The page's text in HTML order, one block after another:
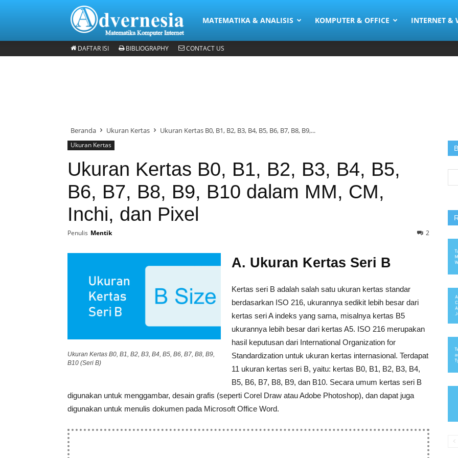
Advernesia
MATEMATIKA & ANALISIS KOMPUTER & OFFICE INTERNET &
DAFTAR ISI BIBLIOGRAPHY CONTACT US
Beranda Ukuran Kertas Ukuran Kertas B0, B1, B2, B3, B4, B5, B6, B7, B8, B9,...
Ukuran Kertas
Ukuran Kertas B0, B1, B2, B3, B4, B5,
B6, B7, B8, B9, B10 dalam MM, CM,
Inchi, dan Pixel
Penulis Mentik 2
Ukuran Kertas B0, B1, B2, B3, B4, B5, B6, B7, B8, B9,
B10 (Seri B)
A. Ukuran Kertas Seri B
Kertas seri B adalah salah satu ukuran kertas standar
berdasarkan ISO 216, ukurannya sedikit lebih besar dari
kertas seri A indeks yang sama, misalnya kertas B5
ukurannya lebih besar dari kertas A5. ISO 216 merupakan
hasil keputusan dari International Organization for
Standardization untuk ukuran kertas internasional. Terdapat
11 ukuran kertas seri B, yaitu: kertas B0, B1, B2, B3, B4,
B5, B6, B7, B8, B9, dan B10. Secara umum kertas seri B
digunakan untuk menggambar, desain grafis (seperti Corel Draw atau Adobe Photoshop), dan dapat juga
digunakan untuk menulis dokumen pada Microsoft Office Word.